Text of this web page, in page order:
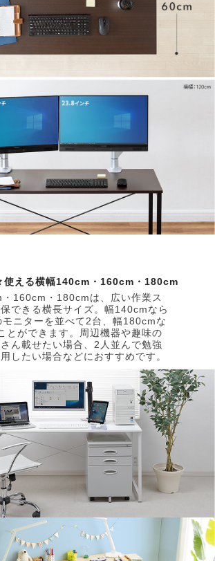
使える横幅140cm・160cm・180cm
160cm・180cmは、広い作業ス
できる横長サイズ。幅140cmなら
モニターを並べて2台、幅180cmな
とができます。周辺機器や趣味の
ん載せたい場合、2人並んで勉強
したい場合などにおすすめです。